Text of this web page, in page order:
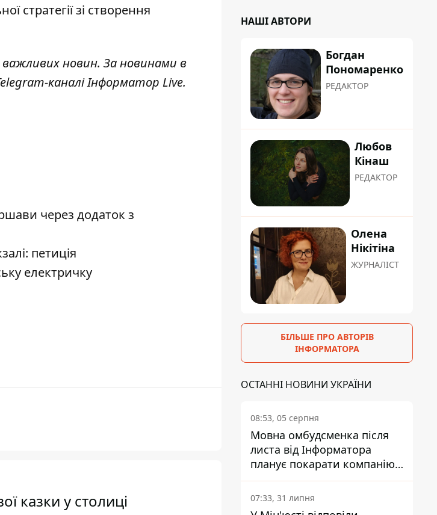
стратегії зі створення
новин. За новинами в
каналіІнформатор Live.
через додаток з
петиція
електричку
казки у столиці
НАШІ АВТОРИ
Богдан
Пономаренко
РЕДАКТОР
Любов
Кінаш
РЕДАКТОР
Олена
Нікітіна
ЖУРНАЛІСТ
БІЛЬШЕ ПРО АВТОРІВ
ІНФОРМАТОРА
ОСТАННІ НОВИНИ УКРАЇНИ
08:53, 05 серпня
Мовна омбудсменка після
листа від Інформатора
планує покарати компанію-
підрядника ПриватБанку
07:33, 31 липня